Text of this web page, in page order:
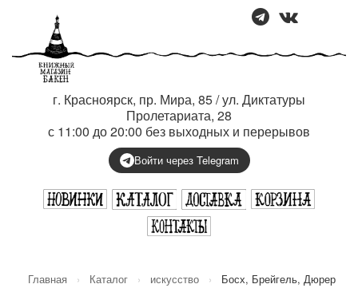
г. Красноярск, пр. Мира, 85 / ул. Диктатуры
Пролетариата, 28
с 11:00 до 20:00 без выходных и перерывов
Войти через Telegram
Главная › Каталог › искусство › Босх, Брейгель, Дюрер